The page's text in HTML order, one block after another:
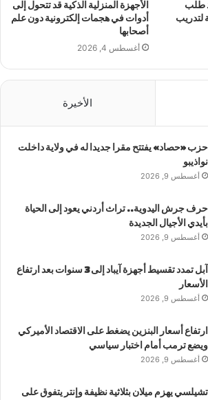
طلب
لتدريب
الأجهزة المنزلية الذكية قد تتحول إلى
أدوات في هجمات إلكترونية دون علم
أصحابها
أغسطس 4, 2026
الأخيرة
حزب «حصاد» يفتتح مقرا جديدا له في ولاية داخلت
نواذيبو
أغسطس 9, 2026
حرف جرش اليدوية.. تراث أردني يعود إلى الحياة
بأيدي الأجيال الجديدة
أغسطس 9, 2026
آبل تمدد تقسيط أجهزة آيباد إلى 3 سنوات بعد ارتفاع
الأسعار
أغسطس 9, 2026
ارتفاع أسعار البنزين يضغط على الاقتصاد الأميركي
ويضع ترمب أمام اختبار سياسي
أغسطس 9, 2026
تشيلسي يهزم ميلان بثلاثية نظيفة وإنتر يتفوق على